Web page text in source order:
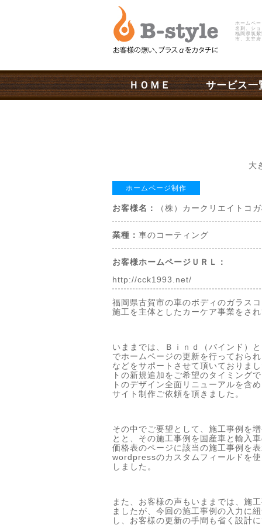
ホームペ
名刺、シ
福岡県筑
市、太宰
ＨＯＭＥ サービス一
大
ホームページ制作
お客様名： （株）カークリエイトコ
業種： 車のコーティング
お客様ホームページＵＲＬ：
http://cck1993.net/
福岡県古賀市の車のボディのガラス
施工を主体としたカーケア事業をさ
いままでは、Ｂｉｎｄ（バインド）
でホームページの更新を行っておら
などをサポートさせて頂いておりま
トの新規追加をご希望のタイミング
トのデザイン全面リニューアルを含
サイト制作ご依頼を頂きました。
その中でご要望として、施工事例を
とと、その施工事例を国産車と輸入
価格表のページに該当の施工事例を
wordpressのカスタムフィールドを
しました。
また、お客様の声もいままでは、施
ましたが、今回の施工事例の入力に
し、お客様の更新の手間も省く設計